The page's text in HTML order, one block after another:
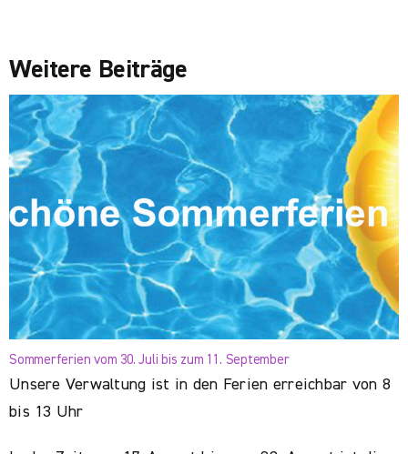
Weitere Beiträge
Sommerferien vom 30. Juli bis zum 11. September
Unsere Verwaltung ist in den Ferien erreichbar von 8
bis 13 Uhr